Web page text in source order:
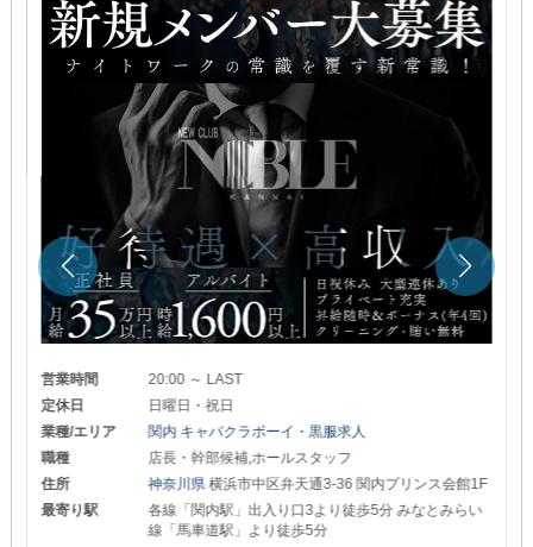
営業時間
20:00 ～ LAST
定休日
日曜日・祝日
業種/エリア
関内 キャバクラボーイ・黒服求人
職種
店長・幹部候補,ホールスタッフ
住所
神奈川県横浜市中区弁天通3-36 関内プリンス会館1F
最寄り駅
各線「関内駅」出入り口3より徒歩5分 みなとみらい
線「馬車道駅」より徒歩5分